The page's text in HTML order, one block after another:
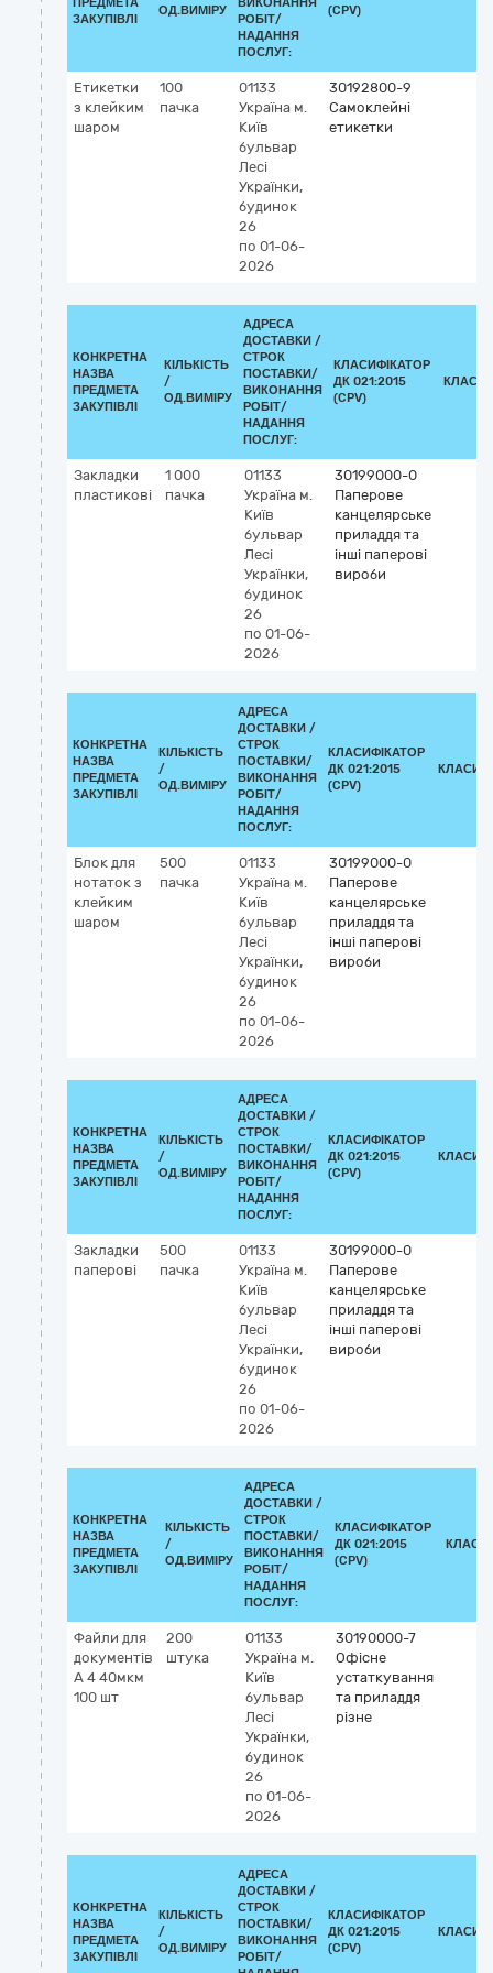
ЗАКУПІВЛІ
ОД.ВИМІРУ
РОБІТ/
НАДАННЯ
ПОСЛУГ:
(CPV)
Етикетки
з клейким
шаром
100
пачка
01133
Україна м.
Київ
бульвар
Лесі
Українки,
будинок
26
по 01-06-
2026
30192800-9
Самоклейні
етикетки
КОНКРЕТНА
НАЗВА
ПРЕДМЕТА
ЗАКУПІВЛІ
КІЛЬКІСТЬ
/
ОД.ВИМІРУ
АДРЕСА
ДОСТАВКИ /
СТРОК
ПОСТАВКИ/
ВИКОНАННЯ
РОБІТ/
НАДАННЯ
ПОСЛУГ:
КЛАСИФІКАТОР
ДК 021:2015
(CPV)
Закладки
пластикові
1 000
пачка
01133
Україна м.
Київ
бульвар
Лесі
Українки,
будинок
26
по 01-06-
2026
30199000-0
Паперове
канцелярське
приладдя та
інші паперові
вироби
КОНКРЕТНА
НАЗВА
ПРЕДМЕТА
ЗАКУПІВЛІ
КІЛЬКІСТЬ
/
ОД.ВИМІРУ
АДРЕСА
ДОСТАВКИ /
СТРОК
ПОСТАВКИ/
ВИКОНАННЯ
РОБІТ/
НАДАННЯ
ПОСЛУГ:
КЛАСИФІКАТОР
ДК 021:2015
(CPV)
Блок для
нотаток з
клейким
шаром
500
пачка
01133
Україна м.
Київ
бульвар
Лесі
Українки,
будинок
26
по 01-06-
2026
30199000-0
Паперове
канцелярське
приладдя та
інші паперові
вироби
КОНКРЕТНА
НАЗВА
ПРЕДМЕТА
ЗАКУПІВЛІ
КІЛЬКІСТЬ
/
ОД.ВИМІРУ
АДРЕСА
ДОСТАВКИ /
СТРОК
ПОСТАВКИ/
ВИКОНАННЯ
РОБІТ/
НАДАННЯ
ПОСЛУГ:
КЛАСИФІКАТОР
ДК 021:2015
(CPV)
Закладки
паперові
500
пачка
01133
Україна м.
Київ
бульвар
Лесі
Українки,
будинок
26
по 01-06-
2026
30199000-0
Паперове
канцелярське
приладдя та
інші паперові
вироби
КОНКРЕТНА
НАЗВА
ПРЕДМЕТА
ЗАКУПІВЛІ
КІЛЬКІСТЬ
/
ОД.ВИМІРУ
АДРЕСА
ДОСТАВКИ /
СТРОК
ПОСТАВКИ/
ВИКОНАННЯ
РОБІТ/
НАДАННЯ
ПОСЛУГ:
КЛАСИФІКАТОР
ДК 021:2015
(CPV)
Файли для
документів
А 4 40мкм
100 шт
200
штука
01133
Україна м.
Київ
бульвар
Лесі
Українки,
будинок
26
по 01-06-
2026
30190000-7
Офісне
устаткування
та приладдя
різне
КОНКРЕТНА
НАЗВА
ПРЕДМЕТА
ЗАКУПІВЛІ
КІЛЬКІСТЬ
/
ОД.ВИМІРУ
АДРЕСА
ДОСТАВКИ /
СТРОК
ПОСТАВКИ/
ВИКОНАННЯ
РОБІТ/
КЛАСИФІКАТОР
ДК 021:2015
(CPV)